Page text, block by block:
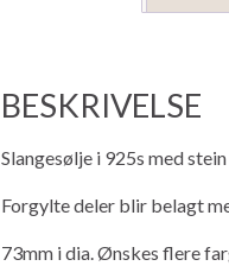
BESKRIVELSE
Slangesølje i 925s med
Forgylte deler blir belagt
73mm i dia. Ønskes flere